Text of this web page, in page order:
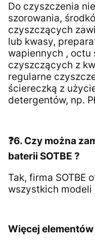
Do czyszczenia
szorowania,
czyszczących
lub kwasy,
wapiennych , octu
czyszczących z
regularne
ściereczką z
detergentów, np.
❓6. Czy można
baterii SOTBE ?
Tak, firma SOTBE
wszystkich modeli
Więcej